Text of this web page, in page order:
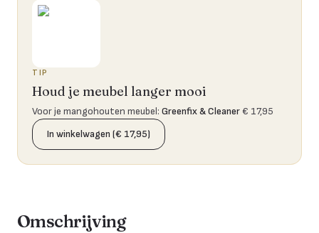
TIP
Houd je meubel langer mooi
Voor je mangohouten meubel: Greenfix & Cleaner€ 17,95
In winkelwagen (€ 17,95)
Omschrijving